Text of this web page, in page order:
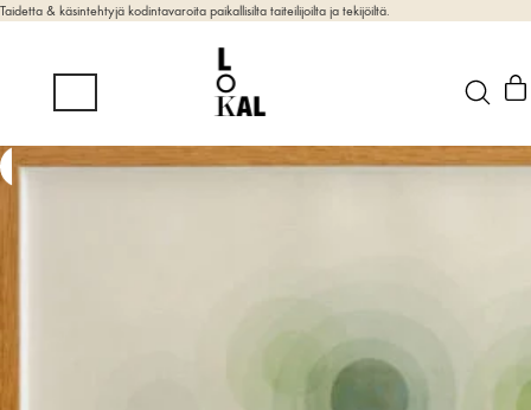
Taidetta & käsintehtyjä kodintavaroita paikallisilta taiteilijoilta ja tekijöiltä.